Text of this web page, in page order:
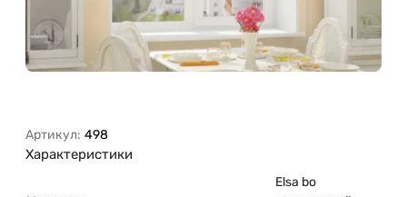
Артикул: 498
Характеристики
Elsa bo